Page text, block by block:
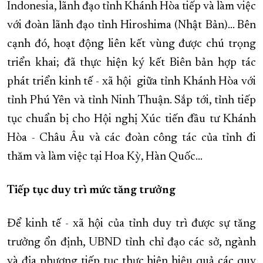
Indonesia, lãnh đạo tỉnh Khánh Hòa tiếp và làm việc
với đoàn lãnh đạo tỉnh Hiroshima (Nhật Bản)… Bên
cạnh đó, hoạt động liên kết vùng được chú trọng
triển khai; đã thực hiện ký kết Biên bản hợp tác
phát triển kinh tế - xã hội giữa tỉnh Khánh Hòa với
tỉnh Phú Yên và tỉnh Ninh Thuận. Sắp tới, tỉnh tiếp
tục chuẩn bị cho Hội nghị Xúc tiến đầu tư Khánh
Hòa - Châu Âu và các đoàn công tác của tỉnh đi
thăm và làm việc tại Hoa Kỳ, Hàn Quốc…
Tiếp tục duy trì mức tăng trưởng
Để kinh tế - xã hội của tỉnh duy trì được sự tăng
trưởng ổn định, UBND tỉnh chỉ đạo các sở, ngành